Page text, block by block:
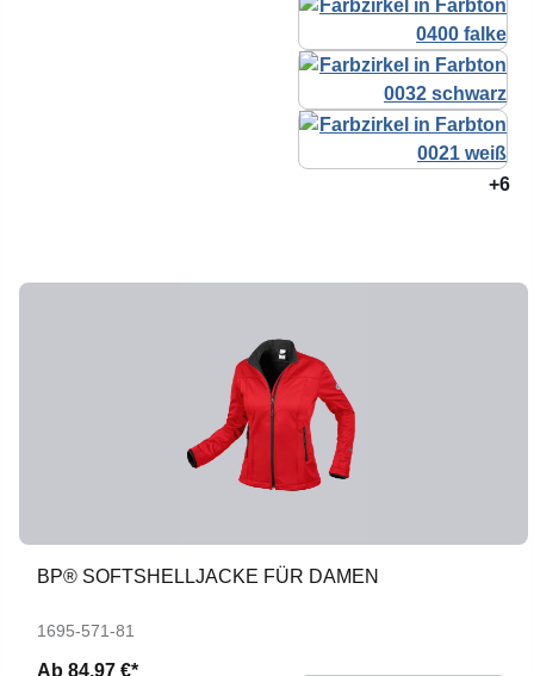
+6
BP® SOFTSHELLJACKE FÜR DAMEN
1695-571-81
Ab 84,97 €*